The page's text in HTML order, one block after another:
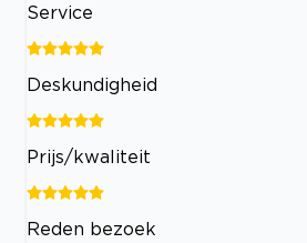
Service
Deskundigheid
Prijs/kwaliteit
Reden bezoek